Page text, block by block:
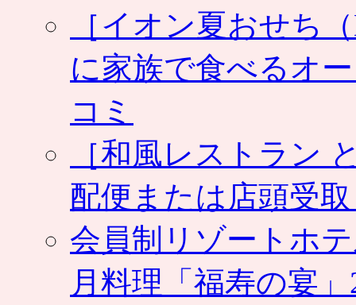
［イオン夏おせち
に家族で食べるオ
コミ
［和風レストラン
配便または店頭受
会員制リゾートホ
月料理「福寿の宴